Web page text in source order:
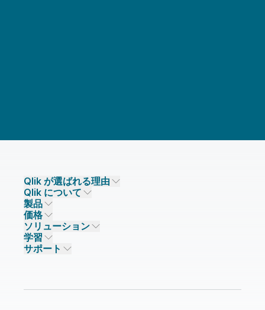
Qlik が選ばれる理由
Qlik が選ばれる理由
信頼とセキュリティ
信頼とプライバシー
信頼と AI
主なテクノロジーパートナー
データソースとターゲット
Qlik について
企業情報
採用情報
ニュースルーム
事業所 / 連絡先
製品
データ統合とデータ品質
Qlik Talend
Qlik Talend Cloud
Talend Data Fabric
価格
データ統合
データ分析
AI / 機械学習
ソリューション
ソリューションパートナー
パートナー検索
学習
イベント
サポート